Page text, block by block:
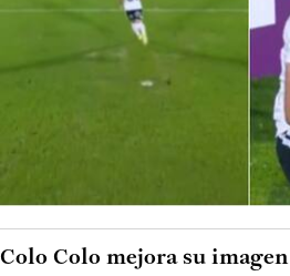
Colo Colo mejora su